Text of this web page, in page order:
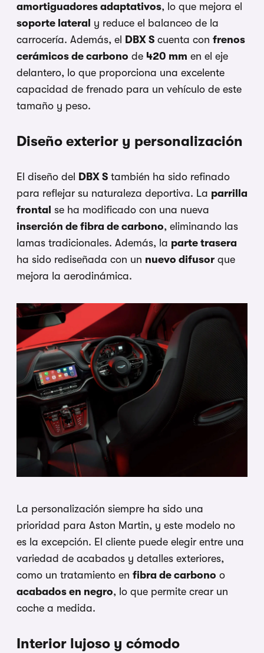
amortiguadores adaptativos, lo que mejora el
soporte lateral y reduce el balanceo de la
carrocería. Además, el
DBX S cuenta con frenos
cerámicos de carbono de 420 mm en el eje
delantero, lo que proporciona una excelente
capacidad de frenado para un vehículo de este
tamaño y peso.
Diseño exterior y personalización
El diseño del DBX S también ha sido refinado
para reflejar su naturaleza deportiva. La parrilla
frontal se ha modificado con una nueva
inserción de fibra de carbono, eliminando las
lamas tradicionales. Además, la parte trasera
ha sido rediseñada con un nuevo difusor que
mejora la aerodinámica.
La personalización siempre ha sido una
prioridad para Aston Martin, y este modelo no
es la excepción. El cliente puede elegir entre una
variedad de acabados y detalles exteriores,
como un tratamiento en fibra de carbono o
acabados en negro, lo que permite crear un
coche a medida.
Interior lujoso y cómodo